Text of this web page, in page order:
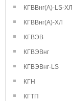
КГВВнг(А)-LS-ХЛ
КГВВнг(А)-ХЛ
КГВЭВ
КГВЭВнг
КГВЭВнг-LS
КГН
КГТП